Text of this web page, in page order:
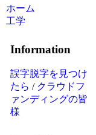
ホーム
工学
Information
誤字脱字を見つけ
たら / クラウドフ
ァンディングの皆
様